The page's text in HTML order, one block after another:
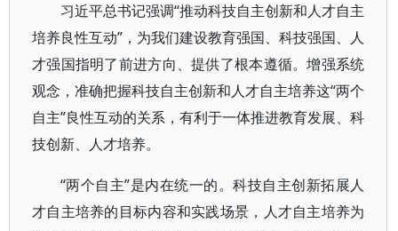
习近平总书记强调“推动科技自主创新和人才自主
培养良性互动”，为我们建设教育强国、科技强国、人
才强国指明了前进方向、提供了根本遵循。增强系统
观念，准确把握科技自主创新和人才自主培养这“两个
自主”良性互动的关系，有利于一体推进教育发展、科
技创新、人才培养。
“两个自主”是内在统一的。科技自主创新拓展人
才自主培养的目标内容和实践场景，人才自主培养为